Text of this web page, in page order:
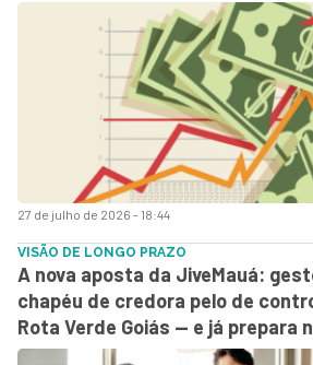
27 de julho de 2026 - 18:44
VISÃO DE LONGO PRAZO
A nova aposta da JiveMauá:
chapéu de credora pelo de
Rota Verde Goiás — e já prepara